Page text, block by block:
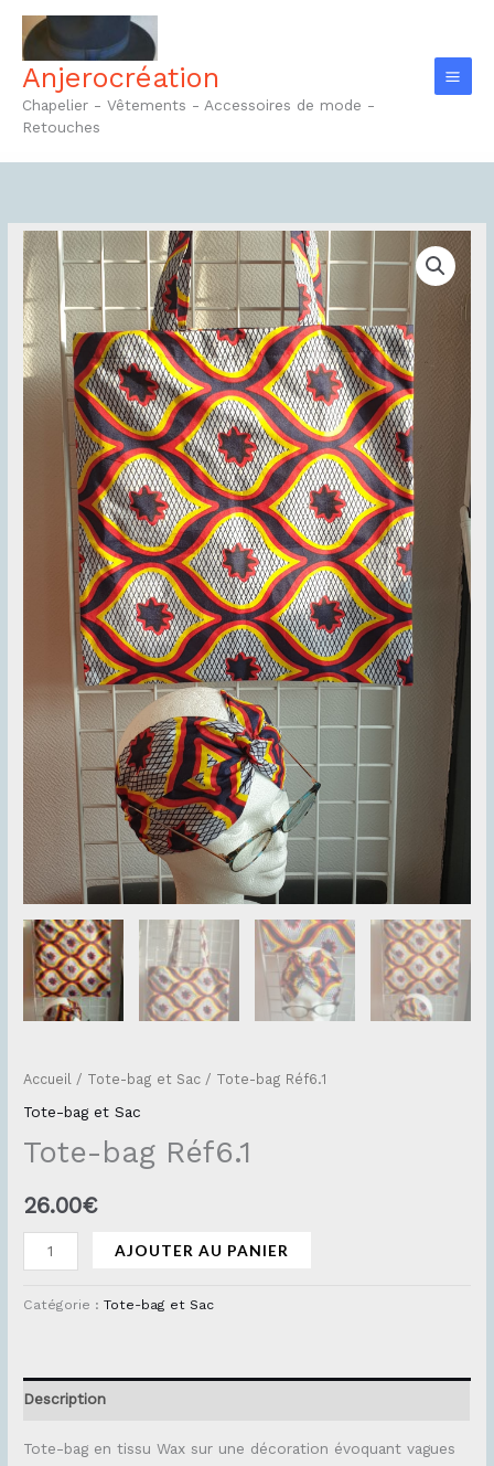
Aller
contenuAnjerocréation
Chapelier - Vêtements - Accessoires de mode -
Retouches
Accueil / Tote-bag et Sac / Tote-bag Réf6.1
Tote-bag et Sac
Tote-bag Réf6.1
26.00€
quantité
de
Tote-
bag
Réf6.1
AJOUTER AU PANIER
Catégorie :Tote-bag et Sac
Description
Tote-bag en tissu Wax sur une décoration évoquant vagues